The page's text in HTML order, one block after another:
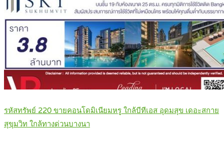
รหัสทรัพย์ 220 ขายคอนโดมิเนียมหรู ใกล้บีทีเอส อุดมสุข เดอะสกาย
สุขุมวิท ใกล้ทางด่วนบางนา